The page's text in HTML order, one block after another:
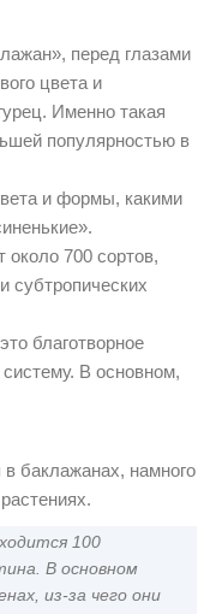
перед глазами
цвета и
Именно такая
популярностью в
и формы, какими
700 сортов,
субтропических
благотворное
В основном,
баклажанах, намного
100
В основном
из-за чего они